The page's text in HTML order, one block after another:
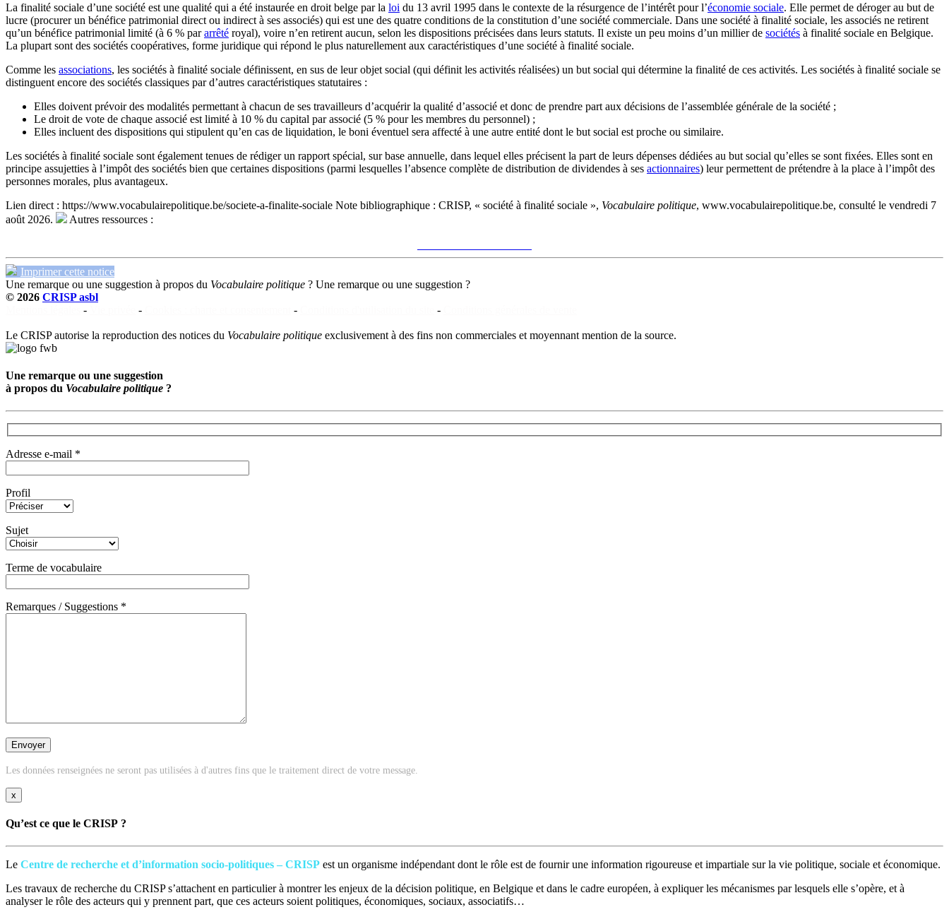
La finalité sociale d’une société est une qualité qui a été instaurée en droit belge par la loi du 13 avril 1995 dans le contexte de la résurgence de l’intérêt pour l’économie sociale. Elle permet de déroger au but de
lucre (procurer un bénéfice patrimonial direct ou indirect à ses associés) qui est une des quatre conditions de la constitution d’une société commerciale. Dans une société à finalité sociale, les associés ne retirent
qu’un bénéfice patrimonial limité (à 6 % pararrêté royal), voire n’en retirent aucun, selon les dispositions précisées dans leurs statuts. Il existe un peu moins d’un millier de sociétés à finalité sociale en Belgique.
La plupart sont des sociétés coopératives, forme juridique qui répond le plus naturellement aux caractéristiques d’une société à finalité sociale.
Comme les associations, les sociétés à finalité sociale définissent, en sus de leur objet social (qui définit les activités réalisées) un but social qui détermine la finalité de ces activités. Les sociétés à finalité sociale se
distinguent encore des sociétés classiques par d’autres caractéristiques statutaires :
Elles doivent prévoir des modalités permettant à chacun de ses travailleurs d’acquérir la qualité d’associé et donc de prendre part aux décisions de l’assemblée générale de la société ;
Le droit de vote de chaque associé est limité à 10 % du capital par associé (5 % pour les membres du personnel) ;
Elles incluent des dispositions qui stipulent qu’en cas de liquidation, le boni éventuel sera affecté à une autre entité dont le but social est proche ou similaire.
Les sociétés à finalité sociale sont également tenues de rédiger un rapport spécial, sur base annuelle, dans lequel elles précisent la part de leurs dépenses dédiées au but social qu’elles se sont fixées. Elles sont en
principe assujetties à l’impôt des sociétés bien que certaines dispositions (parmi lesquelles l’absence complète de distribution de dividendes à ses actionnaires) leur permettent de prétendre à la place à l’impôt des
personnes morales, plus avantageux.
Lien direct : https://www.vocabulairepolitique.be/societe-a-finalite-sociale Note bibliographique : CRISP, « société à finalité sociale », Vocabulaire politique, www.vocabulairepolitique.be, consulté le vendredi 7
août 2026.
Autres ressources :
Imprimer cette notice
Une remarque ou une suggestion à propos du Vocabulaire politique ? Une remarque ou une suggestion ?
© 2026 CRISP asbl
- - - -
Le CRISP autorise la reproduction des notices du Vocabulaire politique exclusivement à des fins non commerciales et moyennant mention de la source.
Une remarque ou une suggestion
à propos du Vocabulaire politique ?
Adresse e-mail *
Profil
Sujet
Terme de vocabulaire
Remarques / Suggestions *
Les données renseignées ne seront pas utilisées à d'autres fins que le traitement direct de votre message.
x
Qu’est ce que le CRISP ?
Le Centre de recherche et d’information socio-politiques – CRISP est un organisme indépendant dont le rôle est de fournir une information rigoureuse et impartiale sur la vie politique, sociale et économique.
Les travaux de recherche du CRISP s’attachent en particulier à montrer les enjeux de la décision politique, en Belgique et dans le cadre européen, à expliquer les mécanismes par lesquels elle s’opère, et à
analyser le rôle des acteurs qui y prennent part, que ces acteurs soient politiques, économiques, sociaux, associatifs…